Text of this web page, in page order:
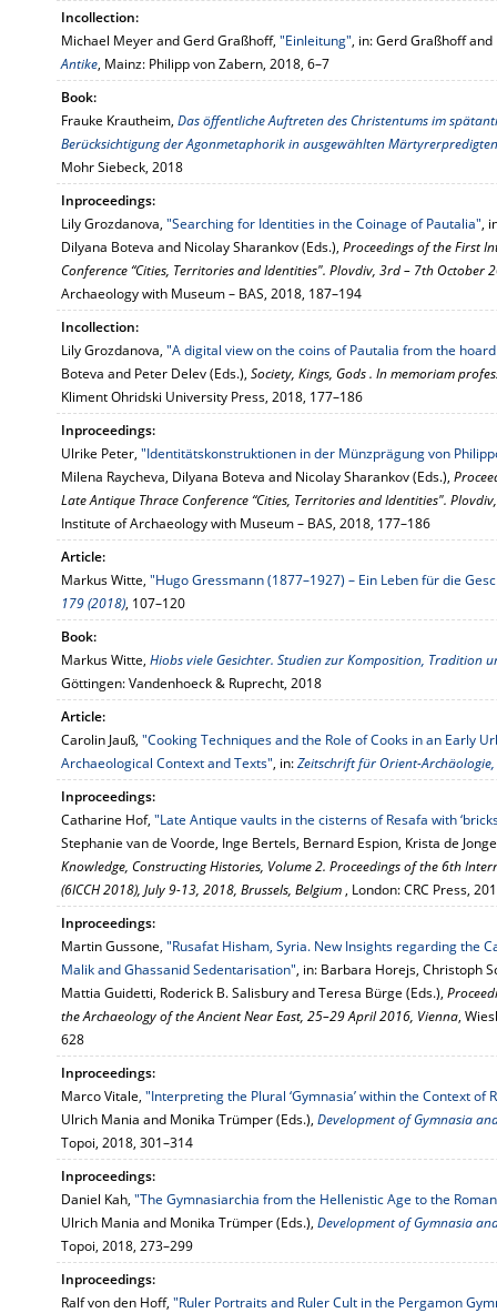
Incollection:
Michael Meyer and Gerd Graßhoff, "Einleitung", in: Gerd Graßhoff
Antike, Mainz: Philipp von Zabern, 2018, 6–7
Book:
Frauke Krautheim, Das öffentliche Auftreten des Christentums im
Berücksichtigung der Agonmetaphorik in ausgewählten
Mohr Siebeck, 2018
Inproceedings:
Lily Grozdanova, "Searching for Identities in the Coinage of Pautalia",
Dilyana Boteva and Nicolay Sharankov (Eds.), Proceedings of the First
Conference “Cities, Territories and Identities". Plovdiv, 3rd – 7th October
Archaeology with Museum – BAS, 2018, 187–194
Incollection:
Lily Grozdanova, "A digital view on the coins of Pautalia from the
Boteva and Peter Delev (Eds.), Society, Kings, Gods . In memoriam
Kliment Ohridski University Press, 2018, 177–186
Inproceedings:
Ulrike Peter, "Identitätskonstruktionen in der Münzprägung von
Milena Raycheva, Dilyana Boteva and Nicolay Sharankov (Eds.),
Late Antique Thrace Conference “Cities, Territories and Identities".
Institute of Archaeology with Museum – BAS, 2018, 177–186
Article:
Markus Witte, "Hugo Gressmann (1877–1927) – Ein Leben für die
179 (2018), 107–120
Book:
Markus Witte, Hiobs viele Gesichter. Studien zur Komposition, Tradition
Göttingen: Vandenhoeck & Ruprecht, 2018
Article:
Carolin Jauß, "Cooking Techniques and the Role of Cooks in an Early
Archaeological Context and Texts", in:Zeitschrift für Orient-
Inproceedings:
Catharine Hof, "Late Antique vaults in the cisterns of Resafa with
Stephanie van de Voorde, Inge Bertels, Bernard Espion, Krista de
Knowledge, Constructing Histories, Volume 2. Proceedings of the 6th
(6ICCH 2018), July 9-13, 2018, Brussels, Belgium, London: CRC Press,
Inproceedings:
Martin Gussone, "Rusafat Hisham, Syria. New Insights regarding the
Malik and Ghassanid Sedentarisation", in: Barbara Horejs, Christoph
Mattia Guidetti, Roderick B. Salisbury and Teresa Bürge (Eds.),
the Archaeology of the Ancient Near East, 25–29 April 2016, Vienna,
628
Inproceedings:
Marco Vitale, "Interpreting the Plural ‘Gymnasia’ within the Context of
Ulrich Mania and Monika Trümper (Eds.), Development of Gymnasia
Topoi, 2018, 301–314
Inproceedings:
Daniel Kah, "The Gymnasiarchia from the Hellenistic Age to the
Ulrich Mania and Monika Trümper (Eds.), Development of Gymnasia
Topoi, 2018, 273–299
Inproceedings:
Ralf von den Hoff, "Ruler Portraits and Ruler Cult in the Pergamon